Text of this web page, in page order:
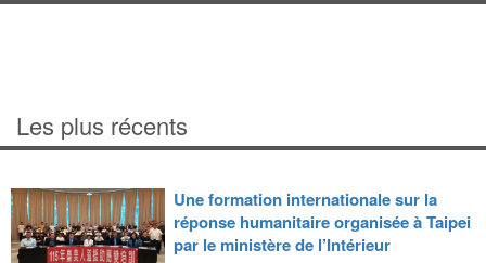
Les plus récents
Une formation internationale sur la
réponse humanitaire organisée à Taipei
par le ministère de l’Intérieur